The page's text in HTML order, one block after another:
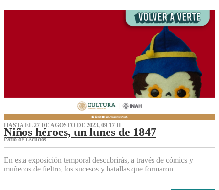
HASTA EL 27 DE AGOSTO DE 2023, 09-17 H
Niños héroes, un lunes de 1847
Patio de Escudos
En esta exposición temporal descubrirás, a través de cómics y
muñecos de fieltro, los sucesos y batallas que formaron…